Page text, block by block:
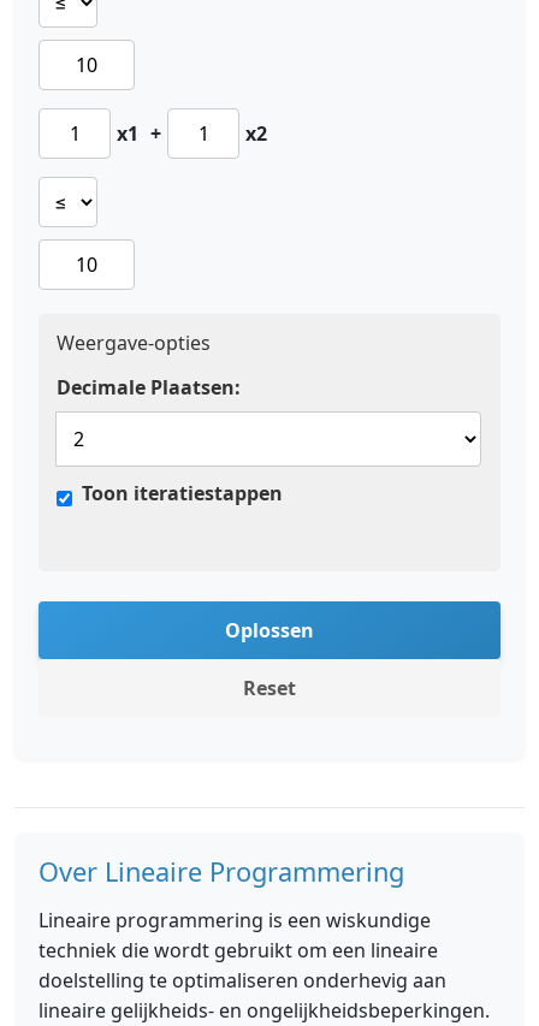
x1 + x2
Weergave-opties
Decimale Plaatsen:
Toon iteratiestappen
Oplossen
Reset
Over Lineaire Programmering
Lineaire programmering is een wiskundige
techniek die wordt gebruikt om een lineaire
doelstelling te optimaliseren onderhevig aan
lineaire gelijkheids- en ongelijkheidsbeperkingen.